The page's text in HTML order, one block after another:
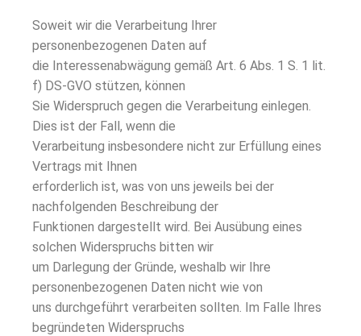
Soweit wir die Verarbeitung Ihrer
personenbezogenen Daten auf
die Interessenabwägung gemäß Art. 6 Abs. 1 S. 1 lit.
f) DS-GVO stützen, können
Sie Widerspruch gegen die Verarbeitung einlegen.
Dies ist der Fall, wenn die
Verarbeitung insbesondere nicht zur Erfüllung eines
Vertrags mit Ihnen
erforderlich ist, was von uns jeweils bei der
nachfolgenden Beschreibung der
Funktionen dargestellt wird. Bei Ausübung eines
solchen Widerspruchs bitten wir
um Darlegung der Gründe, weshalb wir Ihre
personenbezogenen Daten nicht wie von
uns durchgeführt verarbeiten sollten. Im Falle Ihres
begründeten Widerspruchs